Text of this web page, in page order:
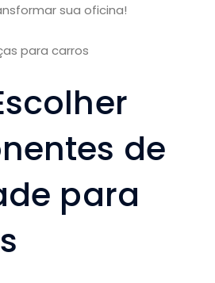
sua oficina!
de
para